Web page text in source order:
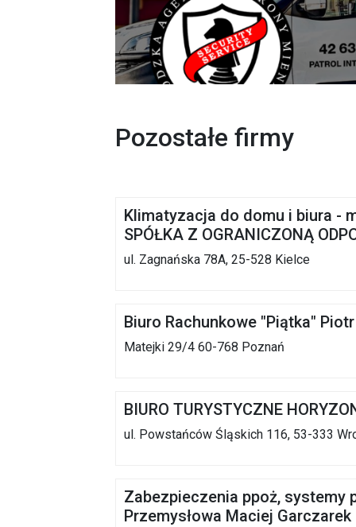
Pozostałe firmy
Klimatyzacja do domu i biura -
SPÓŁKA Z OGRANICZONĄ
ul. Zagnańska 78A, 25-528 Kielce
Biuro Rachunkowe "Piątka"
Matejki 29/4 60-768 Poznań
BIURO TURYSTYCZNE
ul. Powstańców Śląskich 116, 53-333
Zabezpieczenia ppoż, systemy
Przemysłowa Maciej Garczarek